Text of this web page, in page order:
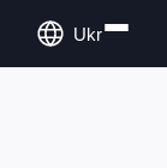
Ukr